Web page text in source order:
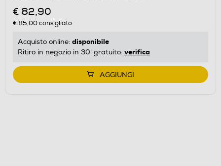
€ 82,90
€ 85,00consigliato
Acquisto online: disponibile
Ritiro in negozio in 30' gratuito: verifica
AGGIUNGI